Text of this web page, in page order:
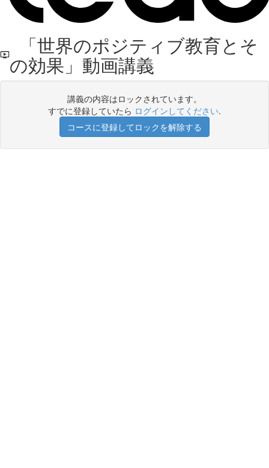
「世界のポジティブ教育とそ
の効果」動画講義
講義の内容はロックされています。
すでに登録していたら ログインしてください.
コースに登録してロックを解除する